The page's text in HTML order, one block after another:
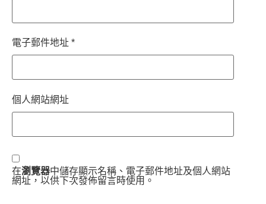
電子郵件地址 *
個人網站網址
在瀏覽器中儲存顯示名稱、電子郵件地址及個人網站
網址，以供下次發佈留言時使用。